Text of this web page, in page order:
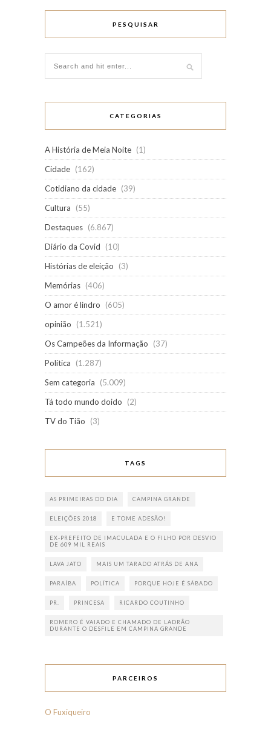
PESQUISAR
CATEGORIAS
A História de Meia Noite (1)
Cidade (162)
Cotidiano da cidade (39)
Cultura
(55)
Destaques (6.867)
Diário da Covid
(10)
Histórias de eleição
(3)
Memórias (406)
O amor é lindro
(605)
opinião
(1.521)
Os Campeões da Informação
(37)
Política
(1.287)
Sem categoria
(5.009)
Tá todo mundo doido
(2)
TV do Tião
(3)
TAGS
AS PRIMEIRAS DO DIA CAMPINA GRANDE
ELEIÇÕES 2018 E TOME ADESÃO!
EX-PREFEITO DE IMACULADA E O FILHO POR DESVIO
DE 609 MIL REAIS
LAVA JATO MAIS UM TARADO ATRÁS DE ANA
PARAÍBA POLÍTICA PORQUE HOJE É SÁBADO
PR. PRINCESA RICARDO COUTINHO
ROMERO É VAIADO E CHAMADO DE LADRÃO
DURANTE O DESFILE EM CAMPINA GRANDE
PARCEIROS
O Fuxiqueiro